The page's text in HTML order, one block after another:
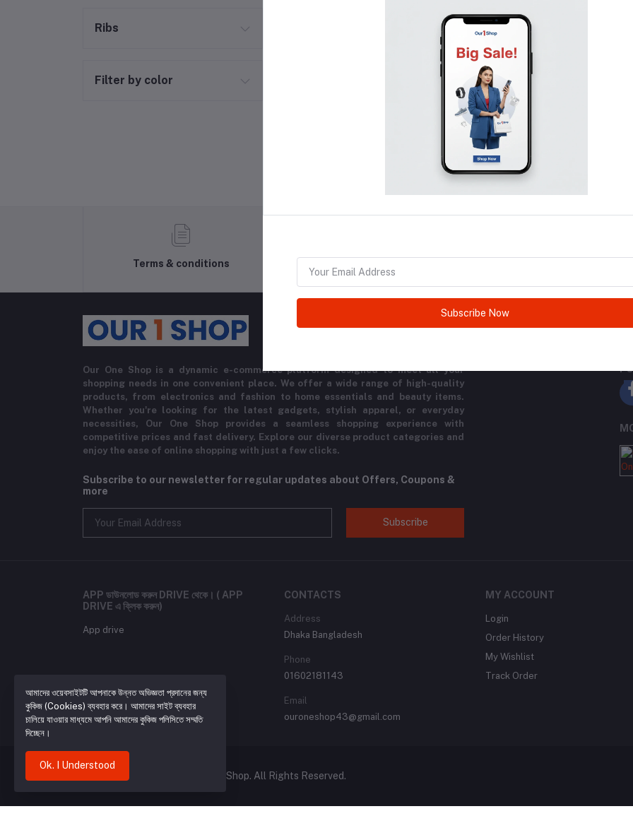
Ribs
Filter by color
Terms & conditions
return policy
Our One Shop is a dynamic e-commerce platform designed to meet all your
shopping needs in one convenient place. We offer a wide range of high-quality
products, from electronics and fashion to home essentials and beauty items.
Whether you're looking for the latest gadgets, stylish apparel, or everyday
necessities, Our One Shop provides a seamless shopping experience with
competitive prices and fast delivery. Explore our diverse product categories and
enjoy the ease of online shopping with just a few clicks.
Subscribe to our newsletter for regular updates about Offers, Coupons &
more
Subscribe
APP ডাউনলোড করুন DRIVE থেকে। ( APP
DRIVE এ ক্লিক করুন)
App drive
CONTACTS
Address
Dhaka Bangladesh
Phone
01602181143
Email
ouroneshop43@gmail.com
MY ACCOUNT
Login
Order History
My Wishlist
Track Order
Copyright (© 2024-2026) Our 1 Shop. All Rights Reserved.
আমাদের ওয়েবসাইটটি আপনাকে উন্নত অভিজ্ঞতা প্রদানের জন্য
কুকিজ (Cookies) ব্যবহার করে। আমাদের সাইট ব্যবহার
চালিয়ে যাওয়ার মাধ্যমে আপনি আমাদের কুকিজ পলিসিতে সম্মতি
দিচ্ছেন।
Ok. I Understood
Subscribe Now